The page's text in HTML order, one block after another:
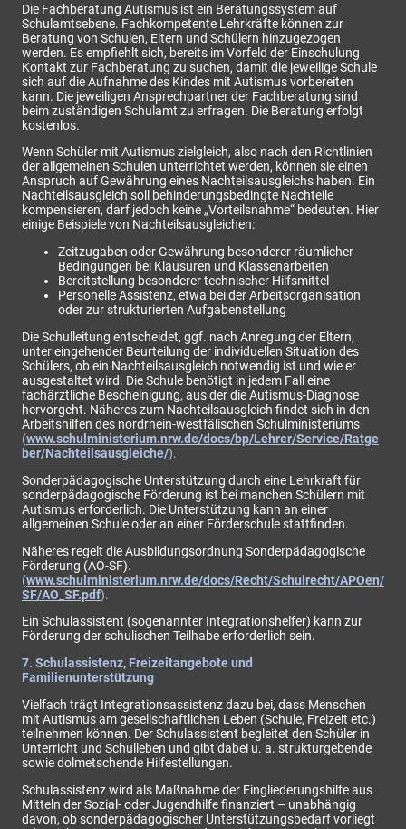
Die Fachberatung Autismus ist ein Beratungssystem auf
Schulamtsebene. Fachkompetente Lehrkräfte können zur
Beratung von Schulen, Eltern und Schülern hinzugezogen
werden. Es empfiehlt sich, bereits im Vorfeld der Einschulung
Kontakt zur Fachberatung zu suchen, damit die jeweilige Schule
sich auf die Aufnahme des Kindes mit Autismus vorbereiten
kann. Die jeweiligen Ansprechpartner der Fachberatung sind
beim zuständigen Schulamt zu erfragen. Die Beratung erfolgt
kostenlos.
Wenn Schüler mit Autismus zielgleich, also nach den Richtlinien
der allgemeinen Schulen unterrichtet werden, können sie einen
Anspruch auf Gewährung eines Nachteilsausgleichs haben. Ein
Nachteilsausgleich soll behinderungsbedingte Nachteile
kompensieren, darf jedoch keine „Vorteilsnahme“ bedeuten. Hier
einige Beispiele von Nachteilsausgleichen:
Zeitzugaben oder Gewährung besonderer räumlicher
Bedingungen bei Klausuren und Klassenarbeiten
Bereitstellung besonderer technischer Hilfsmittel
Personelle Assistenz, etwa bei der Arbeitsorganisation
oder zur strukturierten Aufgabenstellung
Die Schulleitung entscheidet, ggf. nach Anregung der Eltern,
unter eingehender Beurteilung der individuellen Situation des
Schülers, ob ein Nachteilsausgleich notwendig ist und wie er
ausgestaltet wird. Die Schule benötigt in jedem Fall eine
fachärztliche Bescheinigung, aus der die Autismus-Diagnose
hervorgeht. Näheres zum Nachteilsausgleich findet sich in den
Arbeitshilfen des nordrhein-westfälischen Schulministeriums
(www.schulministerium.nrw.de/docs/bp/Lehrer/Service/Ratge
ber/Nachteilsausgleiche/).
Sonderpädagogische Unterstützung durch eine Lehrkraft für
sonderpädagogische Förderung ist bei manchen Schülern mit
Autismus erforderlich. Die Unterstützung kann an einer
allgemeinen Schule oder an einer Förderschule stattfinden.
Näheres regelt die Ausbildungsordnung Sonderpädagogische
Förderung (AO-SF).
(www.schulministerium.nrw.de/docs/Recht/Schulrecht/APOen/
SF/AO_SF.pdf).
Ein Schulassistent (sogenannter Integrationshelfer) kann zur
Förderung der schulischen Teilhabe erforderlich sein.
7. Schulassistenz, Freizeitangebote und
Familienunterstützung
Vielfach trägt Integrationsassistenz dazu bei, dass Menschen
mit Autismus am gesellschaftlichen Leben (Schule, Freizeit etc.)
teilnehmen können. Der Schulassistent begleitet den Schüler in
Unterricht und Schulleben und gibt dabei u. a. strukturgebende
sowie dolmetschende Hilfestellungen.
Schulassistenz wird als Maßnahme der Eingliederungshilfe aus
Mitteln der Sozial- oder Jugendhilfe finanziert – unabhängig
davon, ob sonderpädagogischer Unterstützungsbedarf vorliegt